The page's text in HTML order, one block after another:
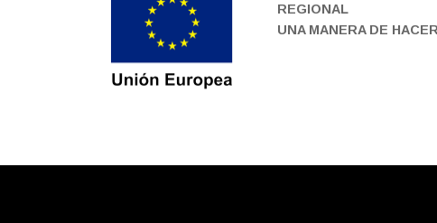
REGIONAL
UNA MANERA DE